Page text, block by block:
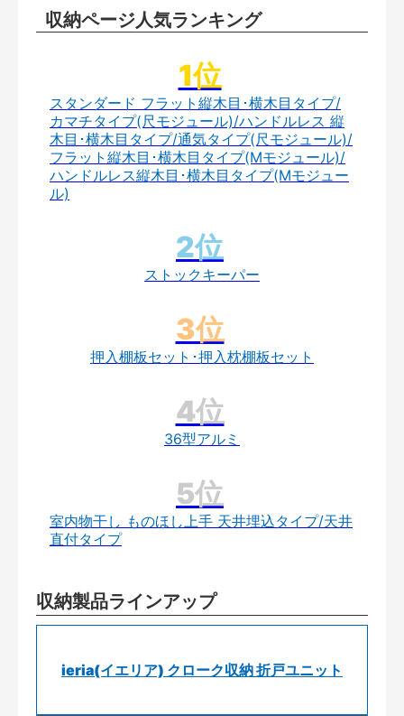
収納ページ人気ランキング
スタンダード フラット縦木目･横木目タイプ/
カマチタイプ(尺モジュール)/ハンドルレス 縦
木目･横木目タイプ/通気タイプ(尺モジュール)/
フラット縦木目･横木目タイプ(Mモジュール)/
ハンドルレス縦木目･横木目タイプ(Mモジュー
ル)
ストックキーパー
押入棚板セット･押入枕棚板セット
36型アルミ
室内物干し ものほし上手 天井埋込タイプ/天井
直付タイプ
収納製品ラインアップ
ieria(イエリア) クローク収納 折戸ユニット